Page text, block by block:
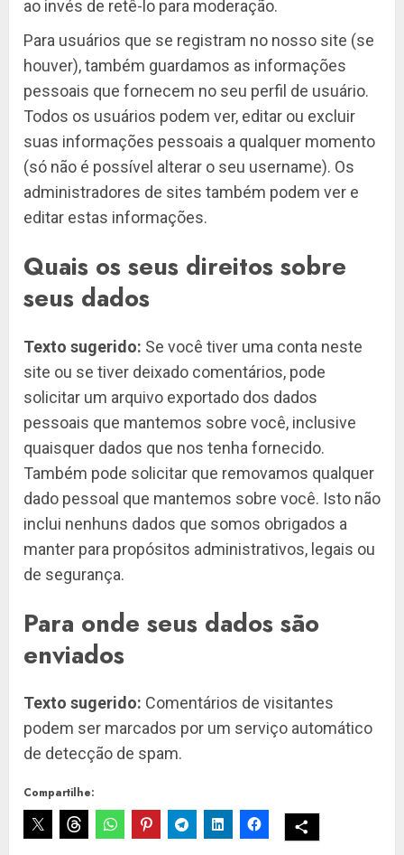
ao invés de retê-lo para moderação.
Para usuários que se registram no nosso site (se
houver), também guardamos as informações
pessoais que fornecem no seu perfil de usuário.
Todos os usuários podem ver, editar ou excluir
suas informações pessoais a qualquer momento
(só não é possível alterar o seu username). Os
administradores de sites também podem ver e
editar estas informações.
Quais os seus direitos sobre
seus dados
Texto sugerido: Se você tiver uma conta neste
site ou se tiver deixado comentários, pode
solicitar um arquivo exportado dos dados
pessoais que mantemos sobre você, inclusive
quaisquer dados que nos tenha fornecido.
Também pode solicitar que removamos qualquer
dado pessoal que mantemos sobre você. Isto não
inclui nenhuns dados que somos obrigados a
manter para propósitos administrativos, legais ou
de segurança.
Para onde seus dados são
enviados
Texto sugerido: Comentários de visitantes
podem ser marcados por um serviço automático
de detecção de spam.
Compartilhe: